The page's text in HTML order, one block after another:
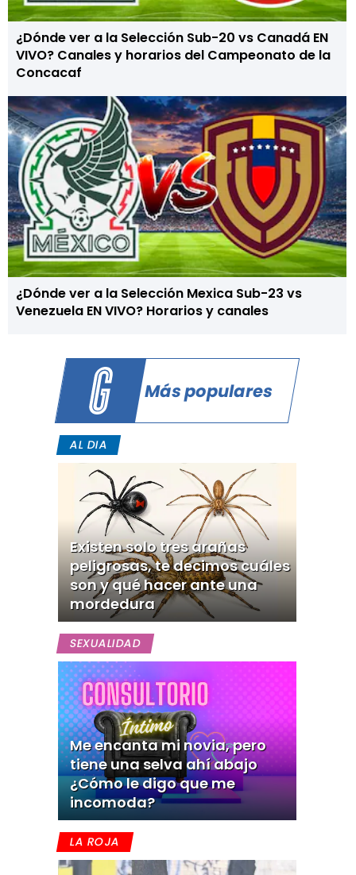
¿Dónde ver a la Selección Sub-20 vs Canadá EN
VIVO? Canales y horarios del Campeonato de la
Concacaf
¿Dónde ver a la Selección Mexica Sub-23 vs
Venezuela EN VIVO? Horarios y canales
Más populares
AL DIA
Existen solo tres arañas
peligrosas, te decimos cuáles
son y qué hacer ante una
mordedura
SEXUALIDAD
Me encanta mi novia, pero
tiene una selva ahí abajo
¿Cómo le digo que me
incomoda?
LA ROJA